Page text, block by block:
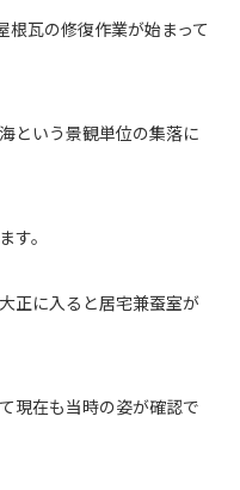
根瓦の修復作業が始まって
という景観単位の集落に
す。
正に入ると居宅兼蚕室が
現在も当時の姿が確認で